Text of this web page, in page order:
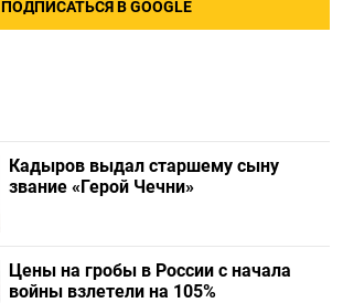
ПОДПИСАТЬСЯ В GOOGLE
Кадыров выдал старшему сыну
звание «Герой Чечни»
Цены на гробы в России с начала
войны взлетели на 105%